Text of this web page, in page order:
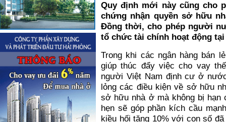
Quy định mới này cũng cho
chứng nhận quyền sở hữu
Đồng thời, cho phép người
tổ chức tài chính hoạt động tại
Trong khi các ngân hàng bán
giúp thúc đẩy việc cho vay
người Việt Nam định cư ở
lỏng các điều kiện về sở hữu
sở hữu nhà ở mà không bị hạn
hẹn sẽ góp phần kích cầu
kiều hối tăng 10% với con số